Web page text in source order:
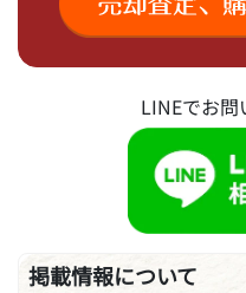
LINEでお
掲載情報について